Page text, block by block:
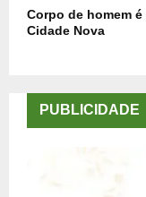
Corpo de homem
Cidade Nova
PUBLICIDADE